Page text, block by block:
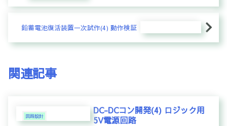
鉛蓄電池復活装置一次試作(4) 動作検証
関連記事
回路設計
DC-DCコン開発(4) ロジック用
5V電源回路